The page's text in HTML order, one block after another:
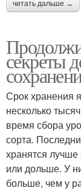
читать дальше →
секреты
Срок хранения
несколько
время сбора
сорта.
хранятся лучше
или дольше. У
больше, чем у